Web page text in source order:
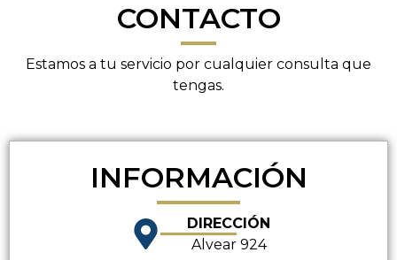
CONTACTO
Estamos a tu servicio por cualquier consulta que
tengas.
INFORMACIÓN
DIRECCIÓN
Alvear 924